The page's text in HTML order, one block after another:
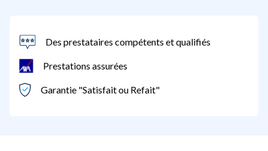
Des prestataires compétents et qualifiés
Prestations assurées
Garantie "Satisfait ou Refait"